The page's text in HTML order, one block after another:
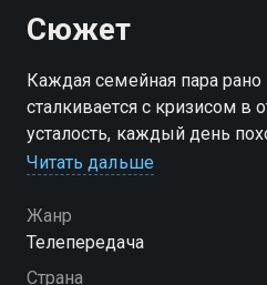
Сюжет
Каждая семейная пара рано
сталкивается с кризисом в
усталость, каждый день
романтики давно нет, зато
и нет. Достаточно одной
взрыв. Одни постоянно
тихо и мирно отдаляются
Читать дальше
Жанр
Телепередача
Страна